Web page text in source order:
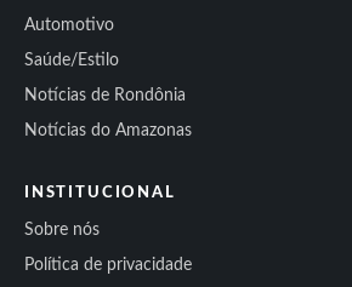
Automotivo
Saúde/Estilo
Notícias de Rondônia
Notícias do Amazonas
INSTITUCIONAL
Sobre nós
Política de privacidade